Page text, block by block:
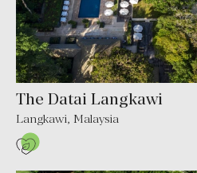
The Datai Langkawi
Langkawi, Malaysia